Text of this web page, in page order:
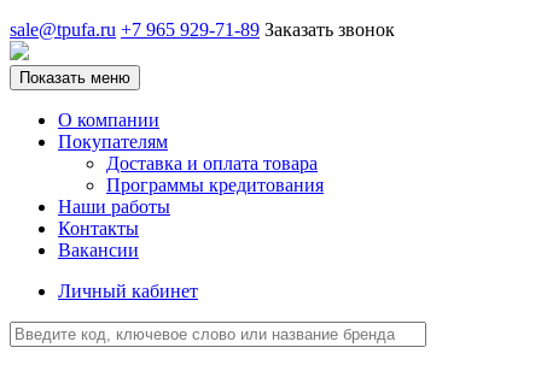
sale@tpufa.ru +7 965 929-71-89 Заказать звонок
Показать меню
О компании
Покупателям
Доставка и оплата товара
Программы кредитования
Наши работы
Контакты
Вакансии
Личный кабинет